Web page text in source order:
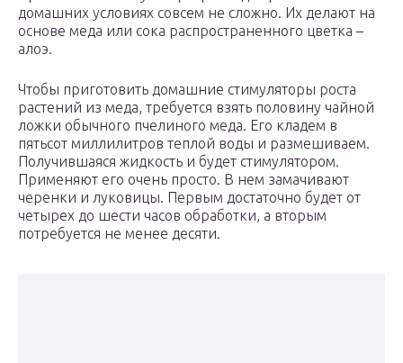
домашних условиях совсем не сложно. Их делают на
основе меда или сока распространенного цветка –
алоэ.
Чтобы приготовить домашние стимуляторы роста
растений из меда, требуется взять половину чайной
ложки обычного пчелиного меда. Его кладем в
пятьсот миллилитров теплой воды и размешиваем.
Получившаяся жидкость и будет стимулятором.
Применяют его очень просто. В нем замачивают
черенки и луковицы. Первым достаточно будет от
четырех до шести часов обработки, а вторым
потребуется не менее десяти.